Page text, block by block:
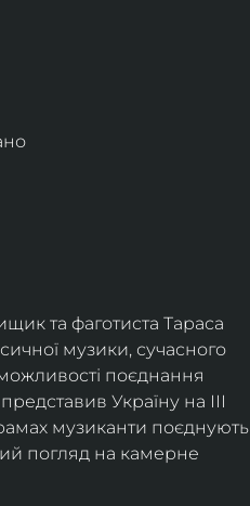
та фаготиста Тараса
музики, сучасного
поєднання
Україну на ІІІ
музиканти поєднують
погляд на камерне